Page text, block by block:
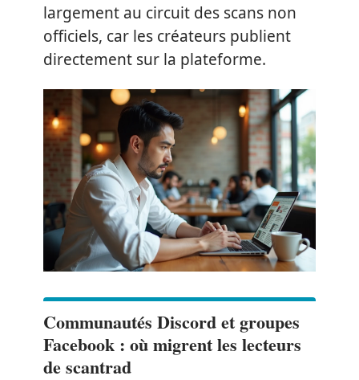
largement au circuit des scans non
officiels, car les créateurs publient
directement sur la plateforme.
Communautés Discord et groupes
Facebook : où migrent les lecteurs
de scantrad